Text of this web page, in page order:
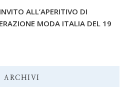
ALL’APERITIVO DI
MODA ITALIA DEL 19
ARCHIVI